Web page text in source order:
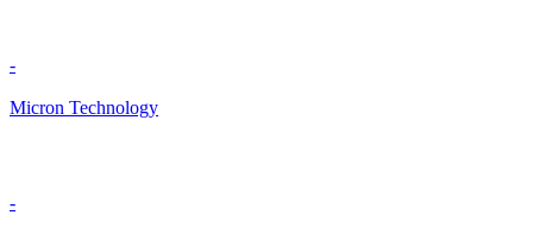
-
Micron Technology
-